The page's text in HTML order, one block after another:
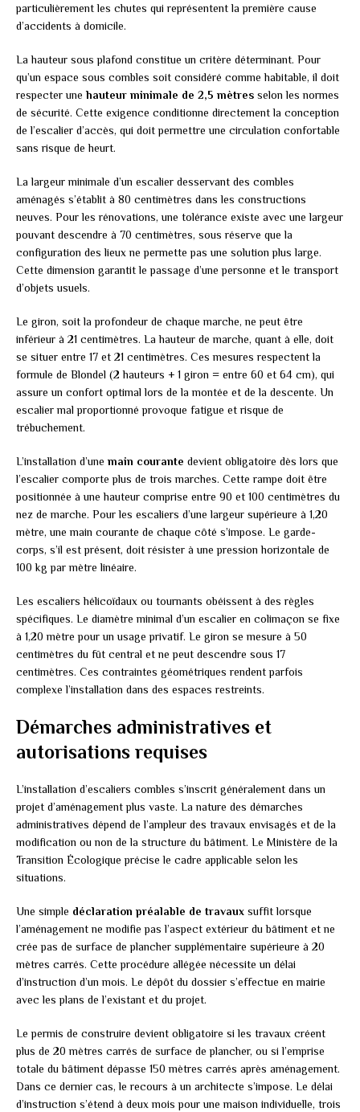
particulièrement les chutes qui représentent la première cause
d’accidents à domicile.
La hauteur sous plafond constitue un critère déterminant. Pour
qu’un espace sous combles soit considéré comme habitable, il doit
respecter unehauteur minimale de 2,5 mètres selon les normes
de sécurité. Cette exigence conditionne directement la conception
de l’escalier d’accès, qui doit permettre une circulation confortable
sans risque de heurt.
La largeur minimale d’un escalier desservant des combles
aménagés s’établit à 80 centimètres dans les constructions
neuves. Pour les rénovations, une tolérance existe avec une largeur
pouvant descendre à 70 centimètres, sous réserve que la
configuration des lieux ne permette pas une solution plus large.
Cette dimension garantit le passage d’une personne et le transport
d’objets usuels.
Le giron, soit la profondeur de chaque marche, ne peut être
inférieur à 21 centimètres. La hauteur de marche, quant à elle, doit
se situer entre 17 et 21 centimètres. Ces mesures respectent la
formule de Blondel (2 hauteurs + 1 giron = entre 60 et 64 cm), qui
assure un confort optimal lors de la montée et de la descente. Un
escalier mal proportionné provoque fatigue et risque de
trébuchement.
L’installation d’une main courante devient obligatoire dès lors que
l’escalier comporte plus de trois marches. Cette rampe doit être
positionnée à une hauteur comprise entre 90 et 100 centimètres du
nez de marche. Pour les escaliers d’une largeur supérieure à 1,20
mètre, une main courante de chaque côté s’impose. Le garde-
corps, s’il est présent, doit résister à une pression horizontale de
100 kg par mètre linéaire.
Les escaliers hélicoïdaux ou tournants obéissent à des règles
spécifiques. Le diamètre minimal d’un escalier en colimaçon se fixe
à 1,20 mètre pour un usage privatif. Le giron se mesure à 50
centimètres du fût central et ne peut descendre sous 17
centimètres. Ces contraintes géométriques rendent parfois
complexe l’installation dans des espaces restreints.
Démarches administratives et
autorisations requises
L’installation d’escaliers combles s’inscrit généralement dans un
projet d’aménagement plus vaste. La nature des démarches
administratives dépend de l’ampleur des travaux envisagés et de la
modification ou non de la structure du bâtiment. Le Ministère de la
Transition Écologique précise le cadre applicable selon les
situations.
Une simple déclaration préalable de travaux suffit lorsque
l’aménagement ne modifie pas l’aspect extérieur du bâtiment et ne
crée pas de surface de plancher supplémentaire supérieure à 20
mètres carrés. Cette procédure allégée nécessite un délai
d’instruction d’un mois. Le dépôt du dossier s’effectue en mairie
avec les plans de l’existant et du projet.
Le permis de construire devient obligatoire si les travaux créent
plus de 20 mètres carrés de surface de plancher, ou si l’emprise
totale du bâtiment dépasse 150 mètres carrés après aménagement.
Dans ce dernier cas, le recours à un architecte s’impose. Le délai
d’instruction s’étend à deux mois pour une maison individuelle, trois